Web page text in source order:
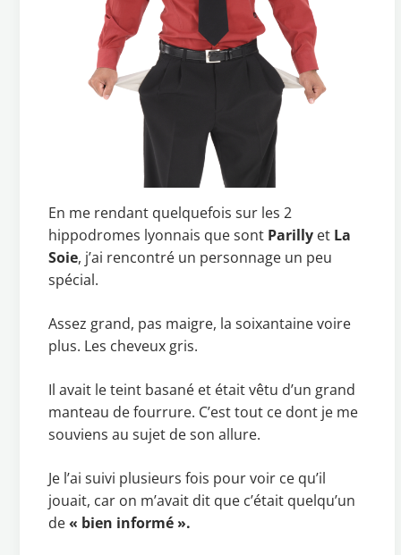
En me rendant quelquefois sur les 2
hippodromes lyonnais que sont Parilly et La
Soie, j’ai rencontré un personnage un peu
spécial.
Assez grand, pas maigre, la soixantaine voire
plus. Les cheveux gris.
Il avait le teint basané et était vêtu d’un grand
manteau de fourrure. C’est tout ce dont je me
souviens au sujet de son allure.
Je l’ai suivi plusieurs fois pour voir ce qu’il
jouait, car on m’avait dit que c’était quelqu’un
de« bien informé ».